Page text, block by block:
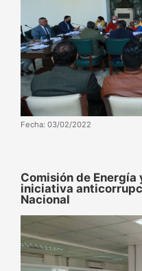
Fecha: 03/02/2022
Comisión de
iniciativa
Nacional